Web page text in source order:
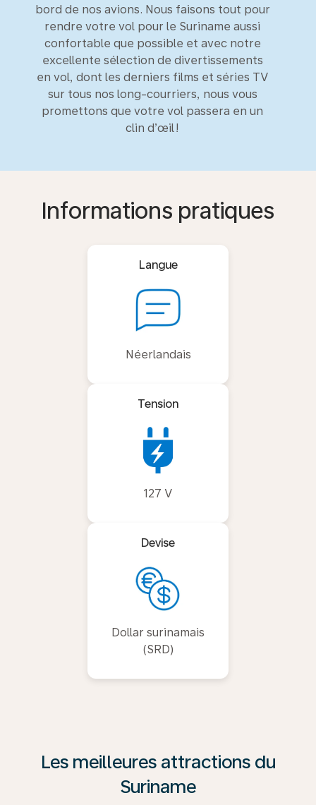
bord de nos avions. Nous faisons tout pour
rendre votre vol pour le Suriname aussi
confortable que possible et avec notre
excellente sélection de divertissements
en vol, dont les derniers films et séries TV
sur tous nos long-courriers, nous vous
promettons que votre vol passera en un
clin d’œil !
Informations pratiques
Langue
Néerlandais
Tension
127 V
Devise
Dollar surinamais
(SRD)
Les meilleures attractions du
Suriname